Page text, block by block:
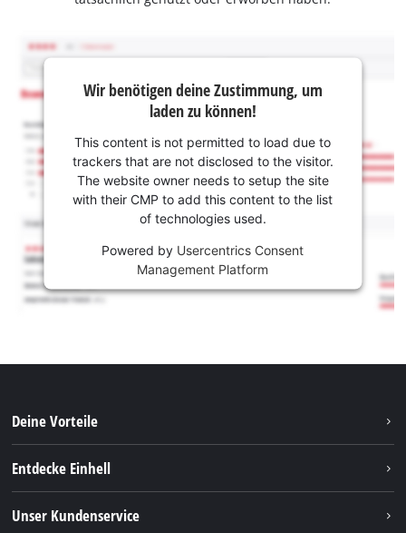
Wir benötigen deine Zustimmung, um
laden zu können!
This content is not permitted to load due to
trackers that are not disclosed to the visitor.
The website owner needs to setup the site
with their CMP to add this content to the list
of technologies used.
Powered by Usercentrics Consent
Management Platform
Deine Vorteile
Entdecke Einhell
Unser Kundenservice